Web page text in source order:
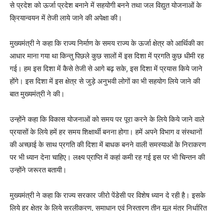
से प्रदेश को ऊर्जा प्रदेश बनाने में सहयोगी बनने तथा जल विद्युत योजनाओं के
क्रियान्वयन में तेजी लाये जाने की अपेक्षा की।
मुख्यमंत्री ने कहा कि राज्य निर्माण के समय राज्य के ऊर्जा क्षेत्र को आर्थिकी का
आधार माना गया था किन्तु पिछले कुछ सालों में इस दिशा में प्रगति कुछ धीमी रह
गई। हम इस दिशा में कैसे तेजी से आगे बढ़ सके, इस दिशा में प्रयास किये जाने
होंगे। इस दिशा में इस क्षेत्र से जुड़े अनुभवी लोगों का भी सहयोग लिये जाने की
बात मुख्यमंत्री ने की।
उन्होंने कहा कि विकास योजनाओं को समय पर पूरा करने के लिये किये जाने वाले
प्रयासों के लिये हमें हर समय शिक्षार्थी बनना होगा। हमें अपने विभाग व संस्थानों
की अच्छाई के साथ प्रगति की दिशा में बाधक बनने वाली समस्याओं के निराकरण
पर भी ध्यान देना चाहिए। लक्ष्य प्राप्ति में कहां कमी रह गई इस पर भी चिन्तन की
उन्होंने जरूरत बतायी।
मुख्यमंत्री ने कहा कि राज्य सरकार जीरो पेंडेसी पर विशेष ध्यान दे रही है। इसके
लिये हर क्षेत्र के लिये सरलीकरण, समाधान एवं निस्तारण तीन मूल मंत्र निर्धारित